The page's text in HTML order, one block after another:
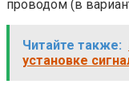
проводом (в
Читайте также:
установке